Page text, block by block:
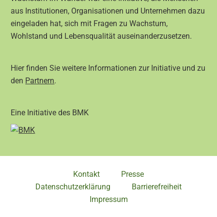
aus Institutionen, Organisationen und Unternehmen dazu
eingeladen hat, sich mit Fragen zu Wachstum,
Wohlstand und Lebensqualität auseinanderzusetzen.
Hier finden Sie weitere Informationen zur Initiative und zu
den Partnern.
Eine Initiative des BMK
Kontakt
Presse
Datenschutzerklärung
Barrierefreiheit
Impressum